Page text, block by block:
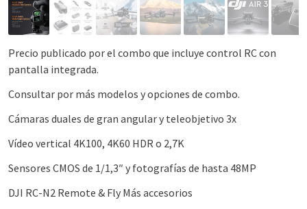
Precio publicado por el combo que incluye control RC con
pantalla integrada.
Consultar por más modelos y opciones de combo.
Cámaras duales de gran angular y teleobjetivo 3x
Vídeo vertical 4K100, 4K60 HDR o 2,7K
Sensores CMOS de 1/1,3″ y fotografías de hasta 48MP
DJI RC-N2 Remote & Fly Más accesorios